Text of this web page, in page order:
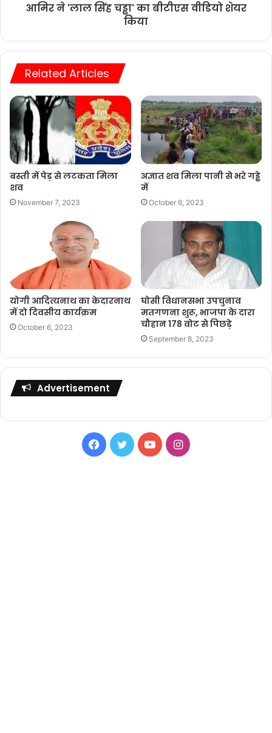
आमिर ने 'लाल सिंह चड्ढा' का बीटीएस वीडियो शेयर
किया
Related Articles
बस्ती में पेड़ से लटकता मिला
शव
November 7, 2023
अज्ञात शव मिला पानी से भरे गड्ढे
में
October 6, 2023
योगी आदित्यनाथ का केदारनाथ
में दो दिवसीय कार्यक्रम
October 6, 2023
घोसी विधानसभा उपचुनाव
मतगणना शुरू, भाजपा के दारा
चौहान 178 वोट से पिछड़े
September 8, 2023
Advertisement
Facebook
TwitterYouTubeInstagram